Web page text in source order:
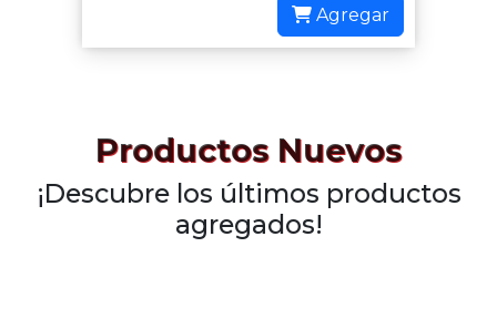
Agregar
Productos Nuevos
¡Descubre los últimos productos
agregados!